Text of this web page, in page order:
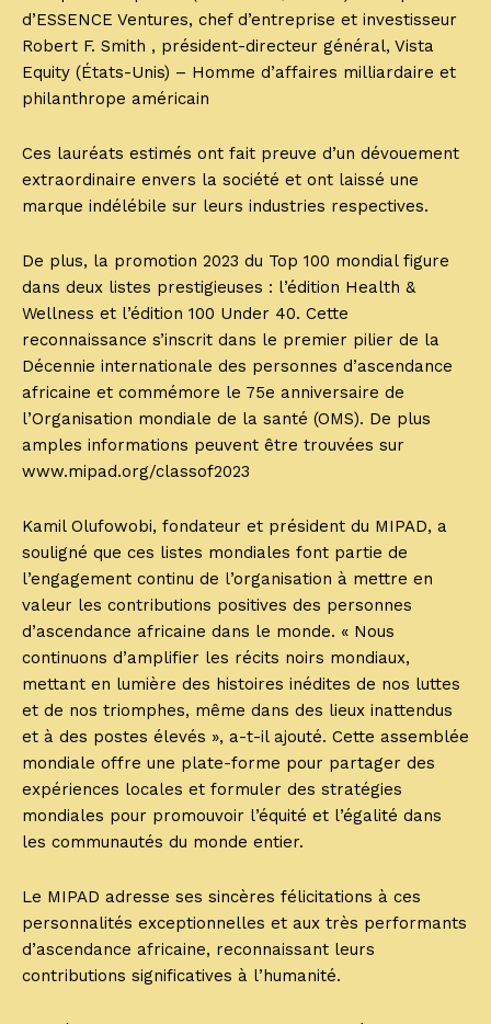
d’ESSENCE Ventures, chef d’entreprise et investisseur
Robert F. Smith , président-directeur général, Vista
Equity (États-Unis) – Homme d’affaires milliardaire et
philanthrope américain
Ces lauréats estimés ont fait preuve d’un dévouement
extraordinaire envers la société et ont laissé une
marque indélébile sur leurs industries respectives.
De plus, la promotion 2023 du Top 100 mondial figure
dans deux listes prestigieuses : l’édition Health &
Wellness et l’édition 100 Under 40. Cette
reconnaissance s’inscrit dans le premier pilier de la
Décennie internationale des personnes d’ascendance
africaine et commémore le 75e anniversaire de
l’Organisation mondiale de la santé (OMS). De plus
amples informations peuvent être trouvées sur
www.mipad.org/classof2023
Kamil Olufowobi, fondateur et président du MIPAD, a
souligné que ces listes mondiales font partie de
l’engagement continu de l’organisation à mettre en
valeur les contributions positives des personnes
d’ascendance africaine dans le monde. « Nous
continuons d’amplifier les récits noirs mondiaux,
mettant en lumière des histoires inédites de nos luttes
et de nos triomphes, même dans des lieux inattendus
et à des postes élevés », a-t-il ajouté. Cette assemblée
mondiale offre une plate-forme pour partager des
expériences locales et formuler des stratégies
mondiales pour promouvoir l’équité et l’égalité dans
les communautés du monde entier.
Le MIPAD adresse ses sincères félicitations à ces
personnalités exceptionnelles et aux très performants
d’ascendance africaine, reconnaissant leurs
contributions significatives à l’humanité.